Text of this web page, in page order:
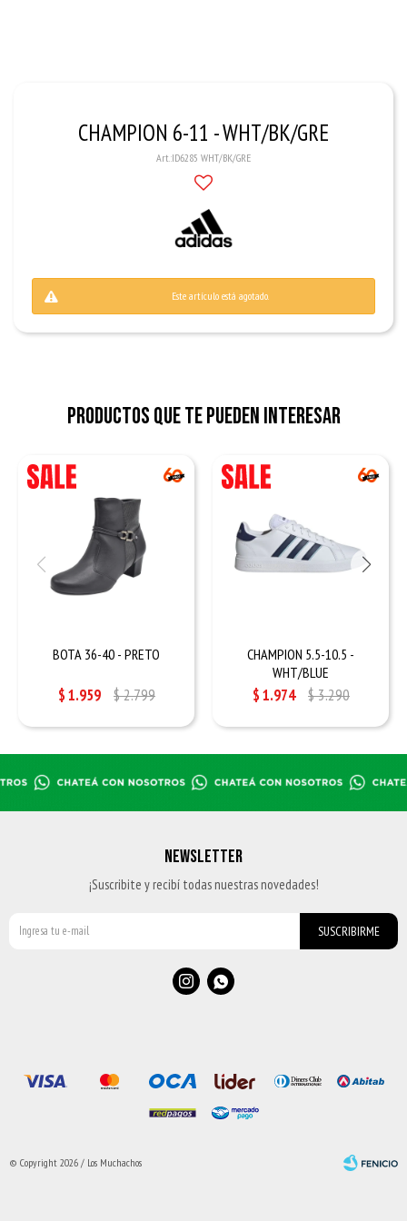
CHAMPION 6-11 - WHT/BK/GRE
ID6285 WHT/BK/GRE
Este artículo está agotado.
Productos que te pueden interesar
BOTA 36-40 - PRETO
$1.959 $2.799
CHAMPION 5.5-10.5 -
WHT/BLUE
$1.974 $3.290
NEWSLETTER
¡Suscribite y recibí todas nuestras novedades!
SUSCRIBIRME
 
© Copyright 2026 / Los Muchachos